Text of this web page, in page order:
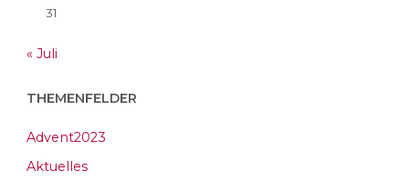
31
« Juli
THEMENFELDER
Advent2023
Aktuelles